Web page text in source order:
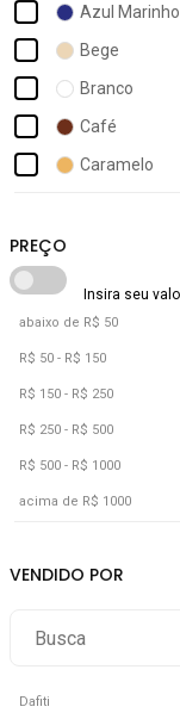
Azul Marinho
Bege
Branco
Café
Caramelo
Nude
Off-white
Preto
Rosa
Rosê
Verde
abaixo de R$ 50
R$ 50 - R$ 150
R$ 150 - R$ 250
R$ 250 - R$ 500
R$ 500 - R$ 1000
acima de R$ 1000
Dafiti